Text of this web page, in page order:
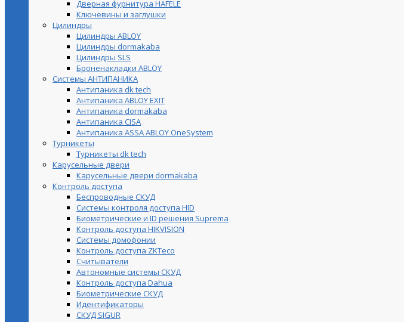
Дверная фурнитура HAFELE
Ключевины и заглушки
Цилиндры
Цилиндры ABLOY
Цилиндры dormakaba
Цилиндры SLS
Броненакладки ABLOY
Системы АНТИПАНИКА
Антипаника dk tech
Антипаника ABLOY EXIT
Антипаника dormakaba
Антипаника СISA
Антипаника ASSA ABLOY OneSystem
Турникеты
Турникеты dk tech
Карусельные двери
Карусельные двери dormakaba
Контроль доступа
Беспроводные СКУД
Системы контроля доступа HID
Биометрические и ID решения Suprema
Контроль доступа HIKVISION
Системы домофонии
Контроль доступа ZKTeco
Считыватели
Автономные системы СКУД
Контроль доступа Dahua
Биометрические СКУД
Идентификаторы
СКУД SIGUR